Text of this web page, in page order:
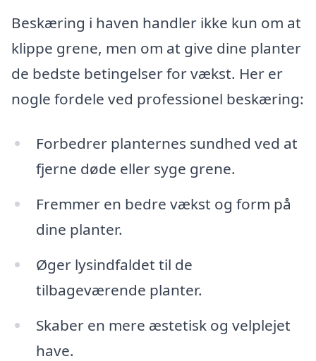
Beskæring i haven handler ikke kun om at
klippe grene, men om at give dine planter
de bedste betingelser for vækst. Her er
nogle fordele ved professionel beskæring:
Forbedrer planternes sundhed ved at
fjerne døde eller syge grene.
Fremmer en bedre vækst og form på
dine planter.
Øger lysindfaldet til de
tilbageværende planter.
Skaber en mere æstetisk og velplejet
have.